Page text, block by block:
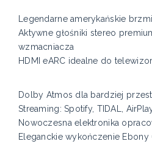
Legendarne amerykańskie
Aktywne głośniki stereo
wzmacniacza
HDMI eARC idealne do
Dolby Atmos dla bardziej
Streaming: Spotify, TIDAL,
Nowoczesna elektronika
Eleganckie wykończenie Ebony